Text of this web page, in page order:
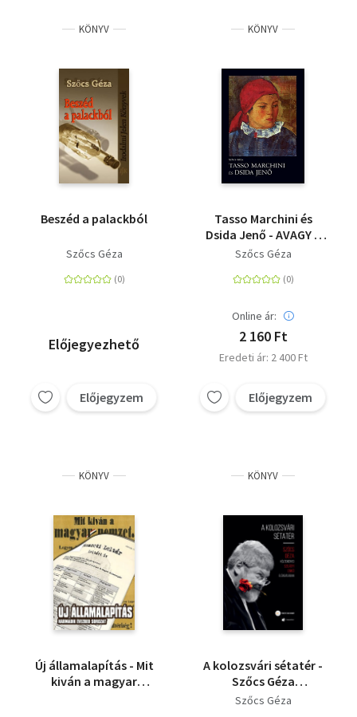
KÖNYV
Beszéd a palackból
Szőcs Géza
Előjegyezhető
Előjegyzem
KÖNYV
Tasso Marchini és
Dsida Jenő - AVAGY A
SORSVONALAK JÁTÉKA
DI TRENTÓIG
Szőcs Géza
Online ár:
2 160 Ft
Eredeti ár: 2 400 Ft
Előjegyzem
KÖNYV
Új államalapítás - Mit
kiván a magyar
KÖNYV
A kolozsvári sétatér -
Szőcs Géza
költeményei Szilágyi
Szőcs Géza